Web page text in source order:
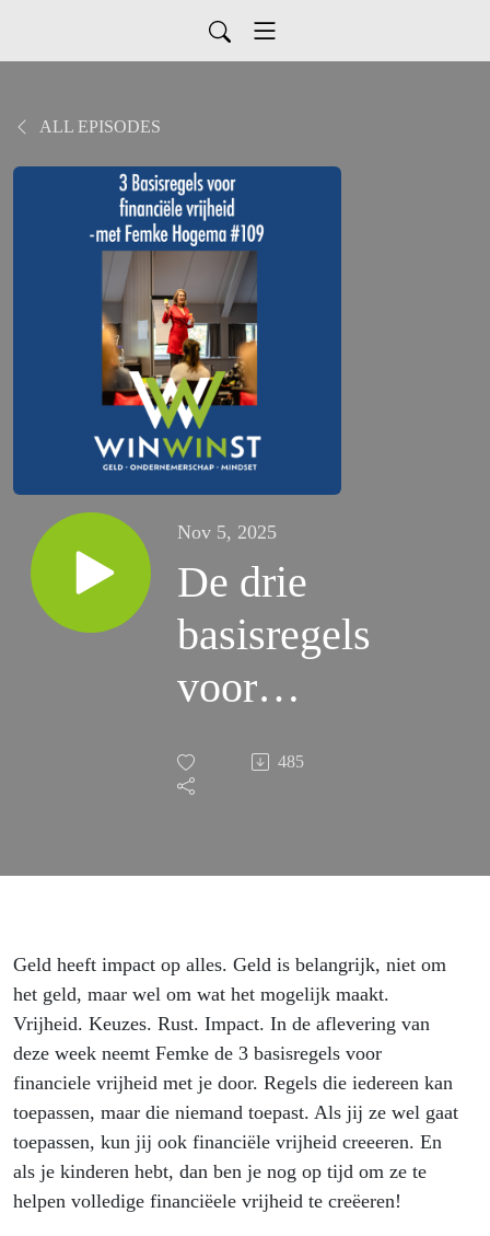
ALL EPISODES
Nov 5, 2025
De drie
basisregels
voor
financiële
vrijheid –
Hogema
#109
485
Geld heeft impact op alles. Geld is belangrijk, niet om
het geld, maar wel om wat het mogelijk maakt.
Vrijheid. Keuzes. Rust. Impact. In de aflevering van
deze week neemt Femke de 3 basisregels voor
financiele vrijheid met je door. Regels die iedereen kan
toepassen, maar die niemand toepast. Als jij ze wel gaat
toepassen, kun jij ook financiële vrijheid creeeren. En
als je kinderen hebt, dan ben je nog op tijd om ze te
helpen volledige financiëele vrijheid te creëeren!